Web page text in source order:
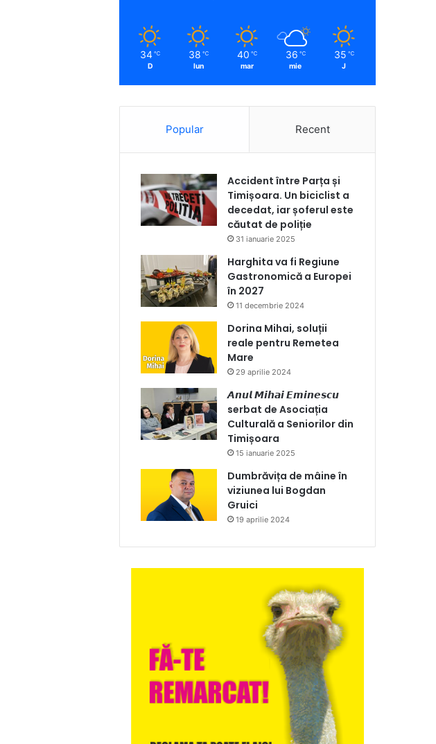
34 ℃
D
38 ℃
lun
40 ℃
mar
36 ℃
mie
35 ℃
J
Popular Recent
Accident între Parța și
Timișoara. Un biciclist a
decedat, iar șoferul este
căutat de poliție
31 ianuarie 2025
Harghita va fi Regiune
Gastronomică a Europei
în 2027
11 decembrie 2024
Dorina Mihai, soluții
reale pentru Remetea
Mare
29 aprilie 2024
𝘼𝙣𝙪𝙡 𝙈𝙞𝙝𝙖𝙞 𝙀𝙢𝙞𝙣𝙚𝙨𝙘𝙪
serbat de Asociația
Culturală a Seniorilor din
Timișoara
15 ianuarie 2025
Dumbrăvița de mâine în
viziunea lui Bogdan
Gruici
19 aprilie 2024